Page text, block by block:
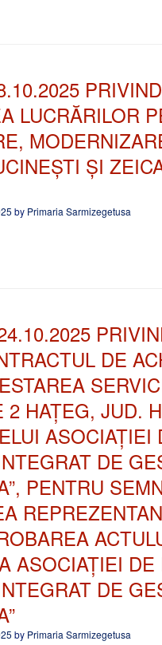
LUCRĂRILOR
ȘI
by Primaria Sarmizegetusa
DE
2 HAȚEG, JUD.
DE
PENTRU
ASOCIAȚIEI
DE
by Primaria Sarmizegetusa